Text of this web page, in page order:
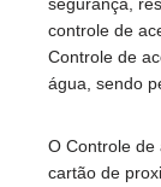
controle de
Controle de
água, sendo
O Controle de
cartão de